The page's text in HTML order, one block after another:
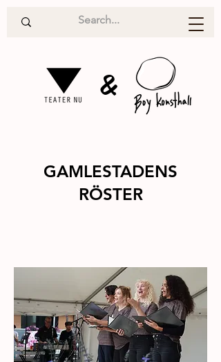
&
GAMLESTADENS
RÖSTER